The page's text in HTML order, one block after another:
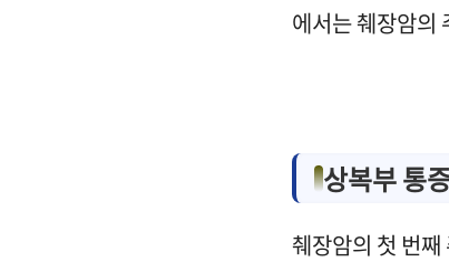
에서는 췌장암의
상복부 통
췌장암의 첫 번